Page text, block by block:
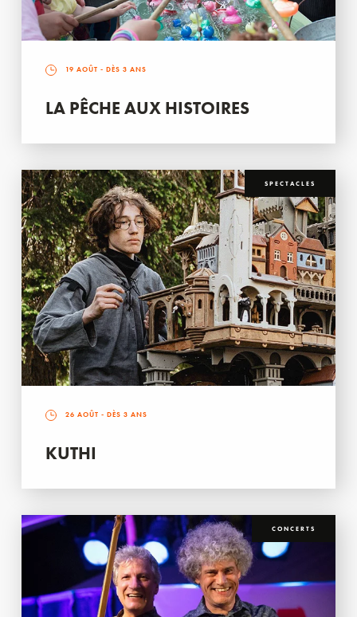
19 AOÛT - DÈS 3 ANS
LA PÊCHE AUX HISTOIRES
SPECTACLES
26 AOÛT - DÈS 3 ANS
KUTHI
CONCERTS